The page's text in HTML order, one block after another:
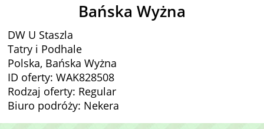
Bańska Wyżna
DW U Staszla
Tatry i Podhale
Polska, Bańska Wyżna
ID oferty: WAK828508
Rodzaj oferty: Regular
Biuro podróży: Nekera